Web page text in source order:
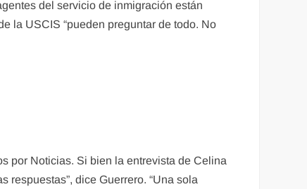
del servicio de inmigración están
la USCIS “pueden preguntar de todo. No
por Noticias. Si bien la entrevista de Celina
respuestas”, dice Guerrero. “Una sola